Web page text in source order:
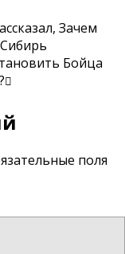
Зачем
Бойца
поля